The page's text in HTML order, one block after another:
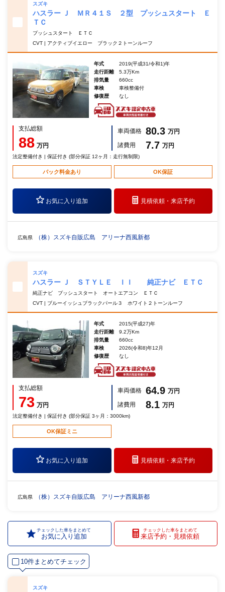
スズキ
ハスラー Ｊ ＭＲ４１Ｓ ２型 プッシュスタート Ｅ
ＴＣ
プッシュスタート ＥＴＣ
CVT | アクティブイエロー ブラック２トーンルーフ
年式
2019(平成31/令和1)年
走行距離
5.3万Km
排気量
660cc
車検
車検整備付
修復歴
なし
支払総額
88 万円
車両価格 80.3 万円
諸費用
7.7 万円
法定整備付き | 保証付き (部分保証 12ヶ月：走行無制限)
パック料金あり OK保証
お気に入り追加 見積依頼・来店予約
広島県 （株）スズキ自販広島 アリーナ西風新都
スズキ
ハスラー Ｊ ＳＴＹＬＥ ＩＩ 純正ナビ ＥＴＣ
純正ナビ プッシュスタート オートエアコン ＥＴＣ
CVT | ブルーイッシュブラックパール３ ホワイト２トーンルーフ
年式
2015(平成27)年
走行距離
9.2万Km
排気量
660cc
車検
2026(令和8)年12月
修復歴
なし
支払総額
73 万円
車両価格 64.9 万円
諸費用
8.1 万円
法定整備付き | 保証付き (部分保証 3ヶ月：3000km)
OK保証ミニ
お気に入り追加 見積依頼・来店予約
広島県 （株）スズキ自販広島 アリーナ西風新都
チェックした車をまとめて
お気に入り追加
チェックした車をまとめて
来店予約・見積依頼
10件まとめてチェック
スズキ